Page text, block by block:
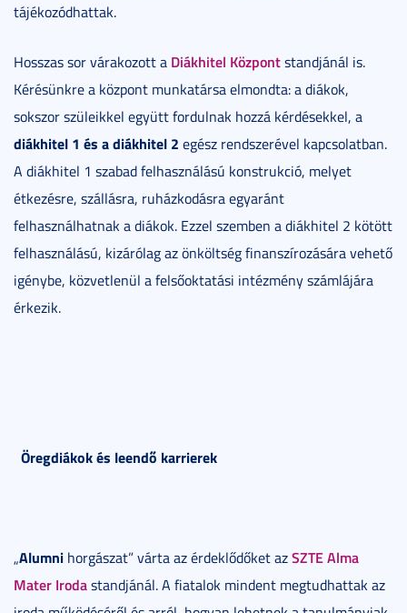
tájékozódhattak.
Hosszas sor várakozott a Diákhitel Központstandjánál is.
Kérésünkre a központ munkatársa elmondta: a diákok,
sokszor szüleikkel együtt fordulnak hozzá kérdésekkel, a
diákhitel 1 és a diákhitel 2 egész rendszerével kapcsolatban.
A diákhitel 1 szabad felhasználású konstrukció, melyet
étkezésre, szállásra, ruházkodásra egyaránt
felhasználhatnak a diákok. Ezzel szemben a diákhitel 2 kötött
felhasználású, kizárólag az önköltség finanszírozására vehető
igénybe, közvetlenül a felsőoktatási intézmény számlájára
érkezik.
Öregdiákok és leendő karrierek
„Alumni horgászat” várta az érdeklődőket azSZTE Alma
Mater Irodastandjánál. A fiatalok mindent megtudhattak az